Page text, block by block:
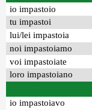
io impastoio
tu impastoi
lui/lei impastoia
noi impastoiamo
voi impastoiate
loro impastoiano
io impastoiavo